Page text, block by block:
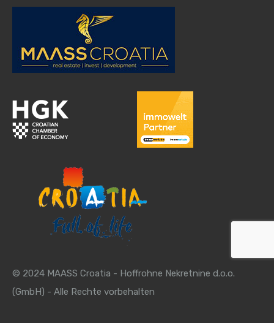
© 2024 MAASS Croatia - Hoffrohne Nekretnine d.o.o.
(GmbH) - Alle Rechte vorbehalten